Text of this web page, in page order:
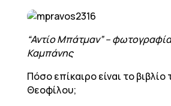
“Αντίο Μπάτμαν” –
Καμπάνης
Πόσο επίκαιρο είναι το
Θεοφίλου;